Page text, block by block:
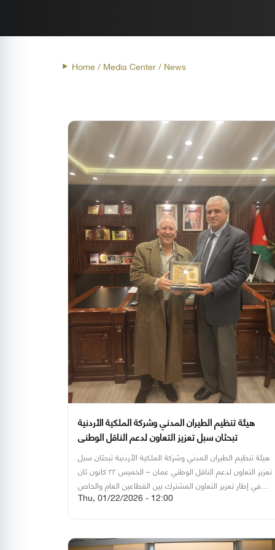
Home/ Media Center / News
هيئة تنظيم الطيران المدني وشركة الملكية الأردنية
تبحثان سبل تعزيز التعاون لدعم الناقل الوطني
هيئة تنظيم الطيران المدني وشركة الملكية الأردنية تبحثان سبل
تعزيز التعاون لدعم الناقل الوطني عمان – الخميس ٢٢ كانون ثان
في إطار تعزيز التعاون المشترك بين القطاعين العام والخاص
للنهوض بقطاع الطيران في المملكة، قام فريق رفيع المستوى
هيئة تنظيم الطيران المدني.وكان في استقبال الوفد عطوفة
Thu, 01/22/2026 - 12:00